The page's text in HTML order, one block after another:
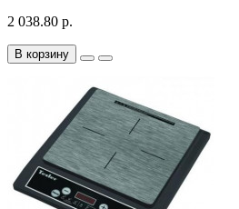
2 038.80 р.
В корзину